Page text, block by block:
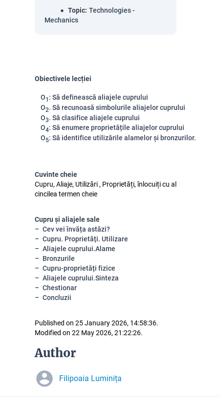
Topic: Technologies -
Mechanics
Obiectivele lecției
O1 : Să definească aliajele cuprului
O2. Să recunoasă simbolurile aliajelor cuprului
O3. Să clasifice aliajele cuprului
O4: Să enumere proprietățile aliajelor cuprului
O5: Să identifice utilizările alamelor și bronzurilor.
Cuvinte cheie
Cupru, Aliaje, Utilizări , Proprietăți, înlocuiți cu al
cincilea termen cheie
Cupru și aliajele sale
Cev vei învăța astăzi?
Cupru. Proprietăți. Utilizare
Aliajele cuprului.Alame
Bronzurile
Cupru-proprietăți fizice
Aliajele cuprului.Sinteza
Chestionar
Concluzii
Published on 25 January 2026, 14:58:36.
Modified on 22 May 2026, 21:22:26.
Author
Filipoaia Luminița